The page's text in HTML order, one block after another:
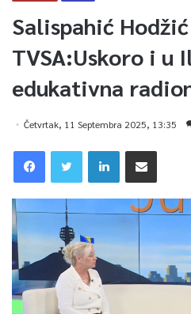
Salispahić
TVSA:Uskoro i u
edukativna
Četvrtak, 11 Septembra 2025, 13:35